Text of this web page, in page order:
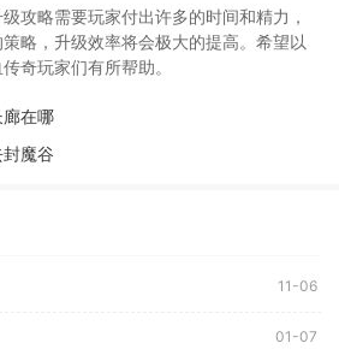
攻略需要玩家付出许多的时间和精力，
略，升级效率将会极大的提高。希望以
奇玩家们有所帮助。
在哪
魔谷
11-06
01-07